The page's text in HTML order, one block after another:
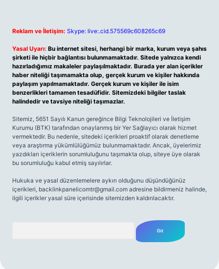
Reklam ve İletişim: Skype: live:.cid.575569c608265c69
Yasal Uyarı: Bu internet sitesi, herhangi bir marka, kurum veya şahıs
şirketi ile hiçbir bağlantısı bulunmamaktadır. Sitede yalnızca kendi
hazırladığımız makaleler paylaşılmaktadır. Burada yer alan içerikler
haber niteliği taşımamakta olup, gerçek kurum ve kişiler hakkında
paylaşım yapılmamaktadır. Gerçek kurum ve kişiler ile isim
benzerlikleri tamamen tesadüfidir. Sitemizdeki bilgiler taslak
halindedir ve tavsiye niteliği taşımazlar.
Sitemiz, 5651 Sayılı Kanun gereğince Bilgi Teknolojileri ve İletişim
Kurumu (BTK) tarafından onaylanmış bir Yer Sağlayıcı olarak hizmet
vermektedir. Bu nedenle, sitedeki içerikleri proaktif olarak denetleme
veya araştırma yükümlülüğümüz bulunmamaktadır. Ancak, üyelerimiz
yazdıkları içeriklerin sorumluluğunu taşımakta olup, siteye üye olarak
bu sorumluluğu kabul etmiş sayılırlar.
Hukuka ve yasal düzenlemelere aykırı olduğunu düşündüğünüz
içerikleri, backlinkpanelicomtr@gmail.com adresine bildirmeniz halinde,
ilgili içerikler yasal süre içerisinde sitemizden kaldırılacaktır.